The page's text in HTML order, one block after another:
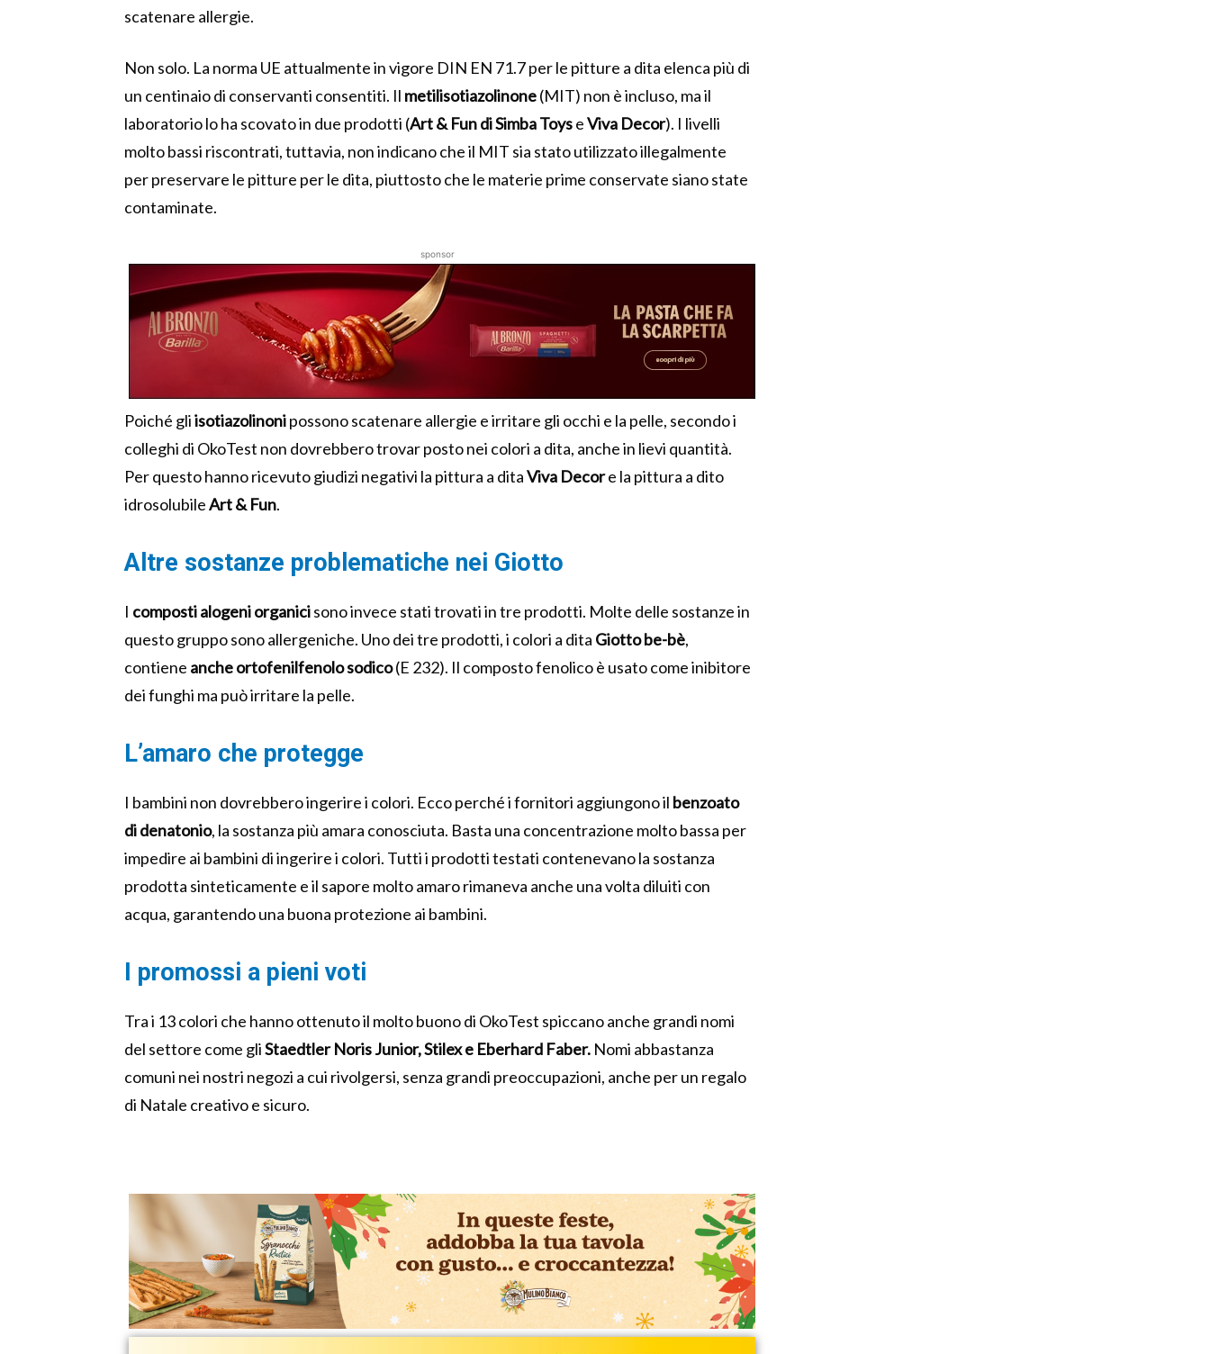
scatenare allergie.
Non solo. La norma UE attualmente in vigore DIN EN 71.7 per le pitture a dita elenca più di
un centinaio di conservanti consentiti. Il metilisotiazolinone(MIT) non è incluso, ma il
laboratorio lo ha scovato in due prodotti (Art & Fun di Simba ToyseViva Decor). I livelli
molto bassi riscontrati, tuttavia, non indicano che il MIT sia stato utilizzato illegalmente
per preservare le pitture per le dita, piuttosto che le materie prime conservate siano state
contaminate.
sponsor
Poiché gliisotiazolinonipossono scatenare allergie e irritare gli occhi e la pelle, secondo i
colleghi di OkoTest non dovrebbero trovar posto nei colori a dita, anche in lievi quantità.
Per questo hanno ricevuto giudizi negativi la pittura a ditaViva Decore la pittura a dito
idrosolubileArt & Fun.
Altre sostanze problematiche nei Giotto
I composti alogeni organicisono invece stati trovati in tre prodotti. Molte delle sostanze in
questo gruppo sono allergeniche. Uno dei tre prodotti, i colori a dita Giotto be-bè,
contiene anche ortofenilfenolo sodico(E 232). Il composto fenolico è usato come inibitore
dei funghi ma può irritare la pelle.
L’amaro che protegge
I bambini non dovrebbero ingerire i colori. Ecco perché i fornitori aggiungono il benzoato
di denatonio, la sostanza più amara conosciuta. Basta una concentrazione molto bassa per
impedire ai bambini di ingerire i colori. Tutti i prodotti testati contenevano la sostanza
prodotta sinteticamente e il sapore molto amaro rimaneva anche una volta diluiti con
acqua, garantendo una buona protezione ai bambini.
I promossi a pieni voti
Tra i 13 colori che hanno ottenuto il molto buono di OkoTest spiccano anche grandi nomi
del settore come gliStaedtler Noris Junior, Stilex e Eberhard Faber. Nomi abbastanza
comuni nei nostri negozi a cui rivolgersi, senza grandi preoccupazioni, anche per un regalo
di Natale creativo e sicuro.